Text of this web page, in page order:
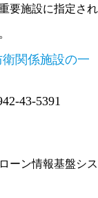
要施設に指定され
関係施設の一
43-5391
ーン情報基盤シス